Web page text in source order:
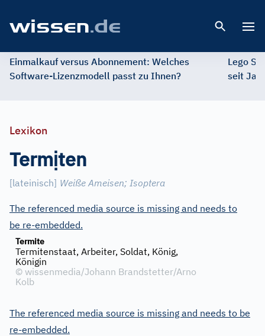
Einmalkauf versus Abonnement: Welches
Software-Lizenzmodell passt zu Ihnen?
Lego
seit
Lexikon
Termịten
[lateinisch] Weiße Ameisen; Isoptera
The referenced media source is missing and needs to
be re-embedded.
Termite
Termitenstaat, Arbeiter, Soldat, König,
Königin
© wissenmedia/Johann Brandstetter/Arno
Kolb
The referenced media source is missing and needs to be
re-embedded.